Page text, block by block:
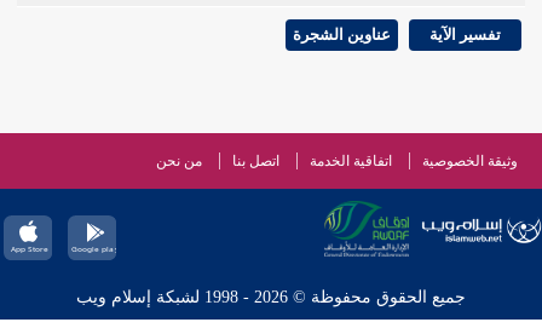
تفسير الآية عناوين الشجرة
وثيقة الخصوصية اتفاقية الخدمة اتصل بنا من نحن
جميع الحقوق محفوظة © 2026 - 1998 لشبكة إسلام ويب